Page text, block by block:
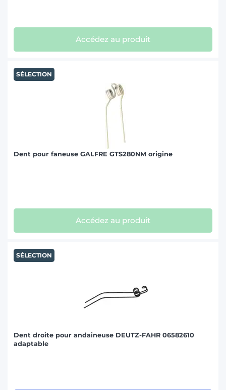
SIP (13)
TAARUP (3)
VICON (21)
Accédez au produit
SÉLECTION
Dent pour faneuse GALFRE GTS280NM origine
Accédez au produit
SÉLECTION
Dent droite pour andaineuse DEUTZ-FAHR 06582610
adaptable